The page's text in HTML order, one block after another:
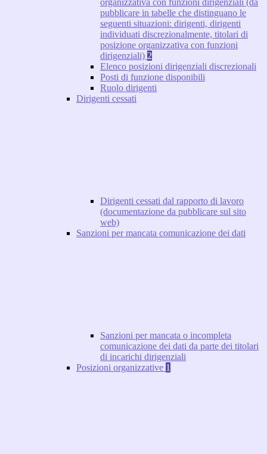
organizzativa con funzioni dirigenziali (da
pubblicare in tabelle che distinguano le
seguenti situazioni: dirigenti, dirigenti
individuati discrezionalmente, titolari di
posizione organizzativa con funzioni
dirigenziali) 2
Elenco posizioni dirigenziali discrezionali
Posti di funzione disponibili
Ruolo dirigenti
Dirigenti cessati
Dirigenti cessati dal rapporto di lavoro
(documentazione da pubblicare sul sito
web)
Sanzioni per mancata comunicazione dei dati
Sanzioni per mancata o incompleta
comunicazione dei dati da parte dei titolari
di incarichi dirigenziali
Posizioni organizzative 1